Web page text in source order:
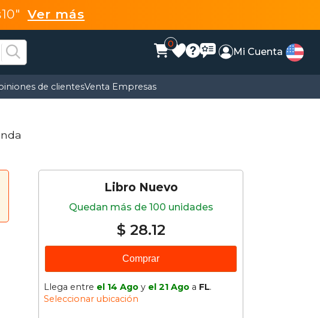
Ver más
0
Mi Cuenta
de clientesVenta Empresas
Libro Nuevo
Quedan más de 100 unidades
$ 28.12
Comprar
Llega entre el 14 Ago y el 21 Ago a FL.
Seleccionar ubicación